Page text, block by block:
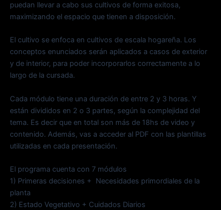
puedan llevar a cabo sus cultivos de forma exitosa,
maximizando el espacio que tienen a disposición.
El cultivo se enfoca en cultivos de escala hogareña. Los
conceptos enunciados serán aplicados a casos de exterior
y de interior, para poder incorporarlos correctamente a lo
largo de la cursada.
Cada módulo tiene una duración de entre 2 y 3 horas. Y
están divididos en 2 o 3 partes, según la complejidad del
tema. Es decir que en total son más de 18hs de video y
contenido. Además, vas a acceder al PDF con las plantillas
utilizadas en cada presentación.
El programa cuenta con 7 módulos
1) Primeras decisiones + Necesidades primordiales de la
planta
2) Estado Vegetativo + Cuidados Diarios